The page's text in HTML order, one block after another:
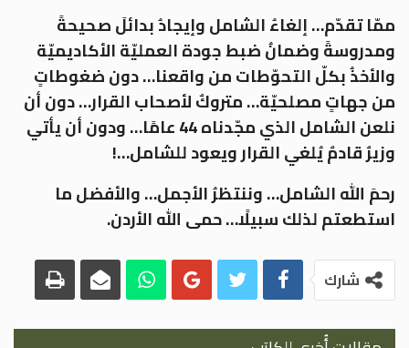
ممّا تقدّم… إلغاءُ الشامل وإيجادُ بدائلَ صحيحةً
ومدروسةً وضمانُ ضبط جودة العمليّة الأكاديميّة
والأخذُ بكلّ التحوّطات من واقعنا… دون ضغوطاتٍ
من جهاتٍ مصلحيّة… متروكٌ لأصحاب القرار… دون أن
نلعن الشامل الذي مجّدناه 44 عامًا… ودون أن يأتي
وزيرٌ قادمٌ يُلغي القرار ويعود للشامل…!
رحمَ الله الشامل… وننتظرُ الأجمل… والأفضل ما
استطعتم لذلك سبيلًا… حمى الله الأردن.
شارك